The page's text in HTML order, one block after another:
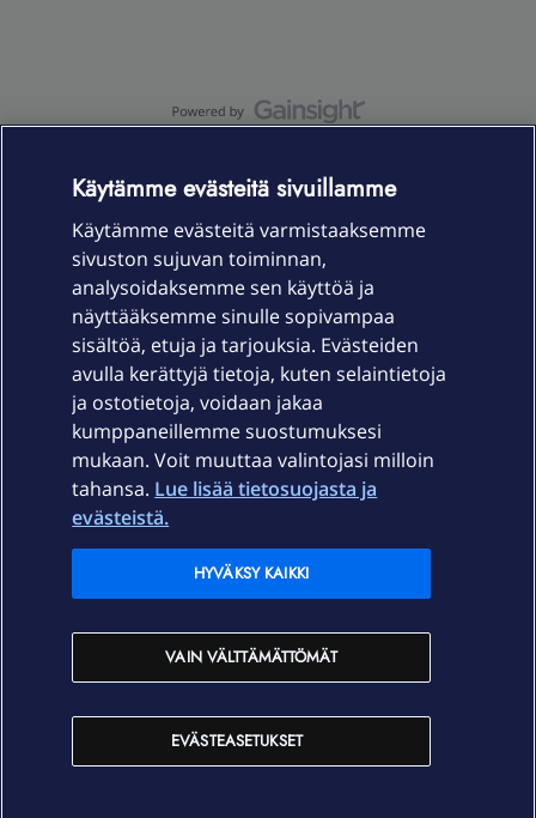
Laitteet & liittymät
Palvelut
Ajankohtaista
Elisa Oyj
In English
Käytämme evästeitä sivuillamme
Käytämme evästeitä varmistaaksemme
sivuston sujuvan toiminnan,
analysoidaksemme sen käyttöä ja
näyttääksemme sinulle sopivampaa
sisältöä, etuja ja tarjouksia. Evästeiden
avulla kerättyjä tietoja, kuten selaintietoja
ja ostotietoja, voidaan jakaa
kumppaneillemme suostumuksesi
mukaan. Voit muuttaa valintojasi milloin
tahansa. Lue lisää tietosuojasta ja
evästeistä.
EVÄSTEASETUKSET
VAIN VÄLTTÄMÄTTÖMÄT
HYVÄKSY KAIKKI